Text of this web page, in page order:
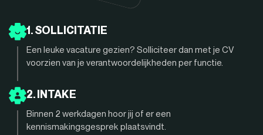
1. SOLLICITATIE
Een leuke vacature gezien? Solliciteer dan met je CV
voorzien van je verantwoordelijkheden per functie.
2. INTAKE
Binnen 2 werkdagen hoor jij of er een
kennismakingsgesprek plaatsvindt.